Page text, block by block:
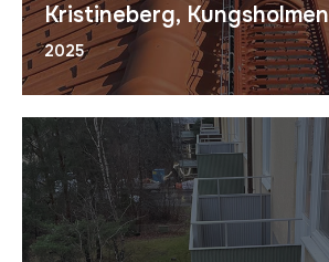
Kristineberg, Kungsholmen
2025